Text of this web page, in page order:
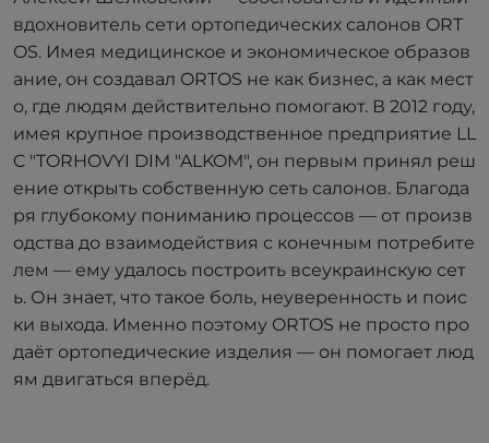
вдохновитель сети ортопедических салонов ORT
OS. Имея медицинское и экономическое образов
ание, он создавал ORTOS не как бизнес, а как мест
о, где людям действительно помогают. В 2012 году,
имея крупное производственное предприятие LL
C "TORHOVYI DIM "ALKOM", он первым принял реш
ение открыть собственную сеть салонов. Благода
ря глубокому пониманию процессов — от произв
одства до взаимодействия с конечным потребите
лем — ему удалось построить всеукраинскую сет
ь. Он знает, что такое боль, неуверенность и поис
ки выхода. Именно поэтому ORTOS не просто про
даёт ортопедические изделия — он помогает люд
ям двигаться вперёд.